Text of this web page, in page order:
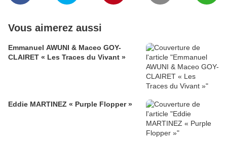
Vous aimerez aussi
Emmanuel AWUNI & Maceo GOY-
CLAIRET « Les Traces du Vivant »
Eddie MARTINEZ « Purple Flopper »